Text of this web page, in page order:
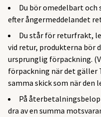
Du bör omedelbart och
efter ångermeddelandet
Du står för returfrakt,
vid retur, produkterna bör
ursprunglig förpackning.
förpackning när det gäller
samma skick som när den
På
dra av en summa